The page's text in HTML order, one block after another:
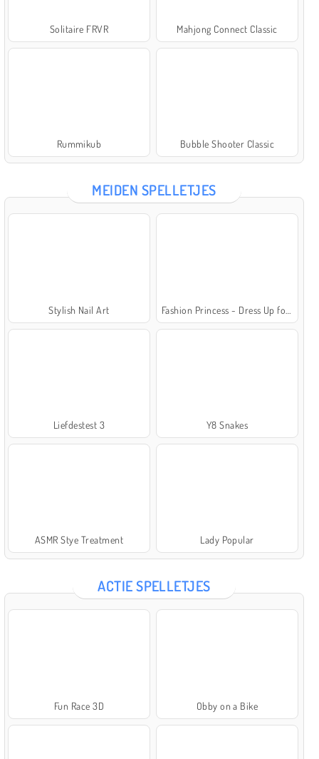
Solitaire FRVR Mahjong Connect Classic
Rummikub Bubble Shooter Classic
MEIDEN SPELLETJES
Stylish Nail Art
Liefdestest 3 Y8 Snakes
ASMR Stye Treatment Lady Popular
ACTIE SPELLETJES
Fun Race 3D Obby on a Bike